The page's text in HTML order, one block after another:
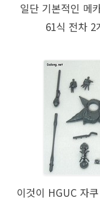
일단 기본적인 메
61식 전차 2
이것이 HGUC 자